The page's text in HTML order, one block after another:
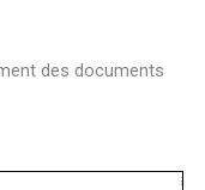
des documents